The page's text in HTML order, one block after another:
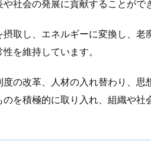
社会の発展に貢献することがで
取し、エネルギーに変換し、老
を維持しています。
の改革、人材の入れ替わり、思
を積極的に取り入れ、組織や社